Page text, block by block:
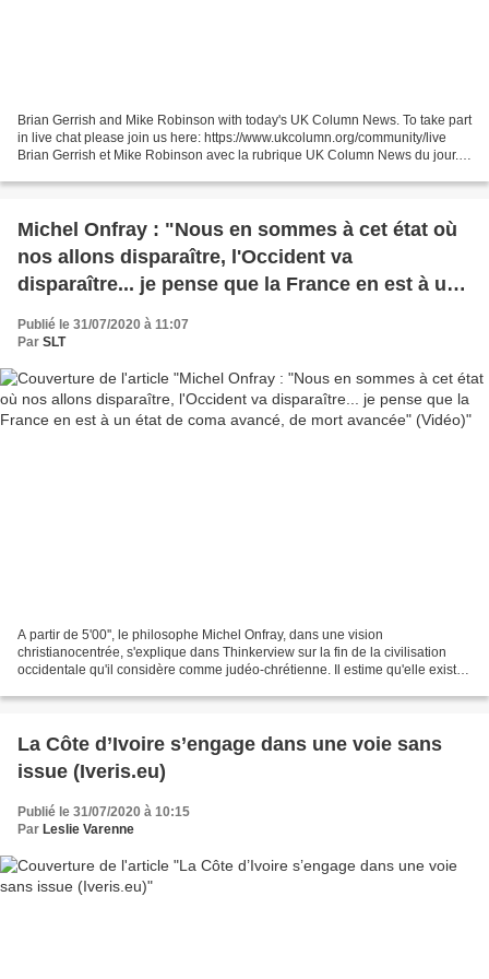
Brian Gerrish and Mike Robinson with today's UK Column News. To take part
in live chat please join us here: https://www.ukcolumn.org/community/live
Brian Gerrish et Mike Robinson avec la rubrique UK Column News du jour.
Michel Onfray : "Nous en sommes à cet état où
nos allons disparaître, l'Occident va
disparaître... je pense que la France en est à un
état de coma avancé, de mort avancée" (Vidéo)
Publié le 31/07/2020 à 11:07
Par SLT
A partir de 5'00'', le philosophe Michel Onfray, dans une vision
christianocentrée, s'explique dans Thinkerview sur la fin de la civilisation
occidentale qu'il considère comme judéo-chrétienne. Il estime qu'elle existe
La Côte d’Ivoire s’engage dans une voie sans
issue (Iveris.eu)
Publié le 31/07/2020 à 10:15
Par Leslie Varenne